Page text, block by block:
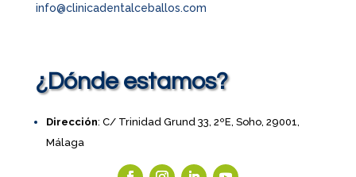
info@clinicadentalceballos.com
¿Dónde estamos?
Dirección: C/ Trinidad Grund 33, 2ºE, Soho, 29001,
Málaga